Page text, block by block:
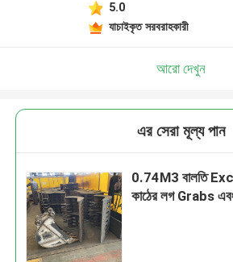
5.0
যাচাইকৃত সরবরাহকারী
আরো দেখুন
এর সেরা মূল্য পান
0.74M3 বালতি
কাঠের লগ Grabs